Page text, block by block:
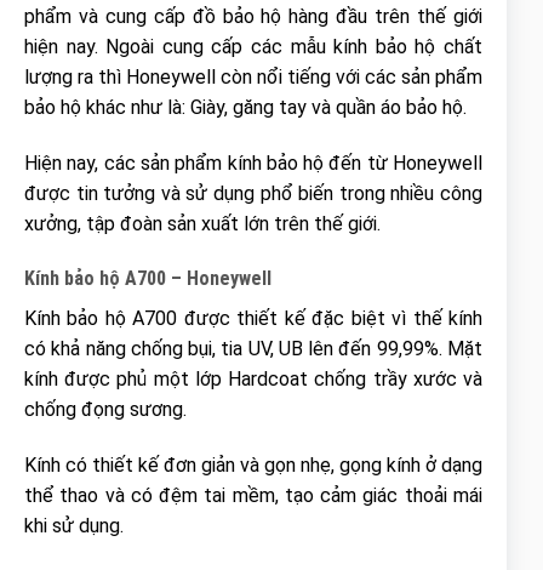
phẩm và cung cấp đồ bảo hộ hàng đầu trên thế giới
hiện nay. Ngoài cung cấp các mẫu kính bảo hộ chất
lượng ra thì Honeywell còn nổi tiếng với các sản phẩm
bảo hộ khác như là: Giày, găng tay và quần áo bảo hộ.
Hiện nay, các sản phẩm kính bảo hộ đến từ Honeywell
được tin tưởng và sử dụng phổ biến trong nhiều công
xưởng, tập đoàn sản xuất lớn trên thế giới.
Kính bảo hộ A700 – Honeywell
Kính bảo hộ A700 được thiết kế đặc biệt vì thế kính
có khả năng chống bụi, tia UV, UB lên đến 99,99%. Mặt
kính được phủ một lớp Hardcoat chống trầy xước và
chống đọng sương.
Kính có thiết kế đơn giản và gọn nhẹ, gọng kính ở dạng
thể thao và có đệm tai mềm, tạo cảm giác thoải mái
khi sử dụng.